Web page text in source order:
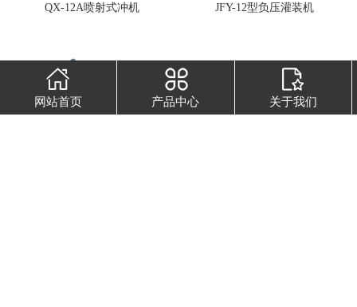
QX-12A喷射式冲机 JFY-12型负压灌装机
网站首页 产品中心 关于我们